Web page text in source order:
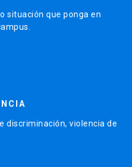
situación que ponga en
discriminación, violencia de